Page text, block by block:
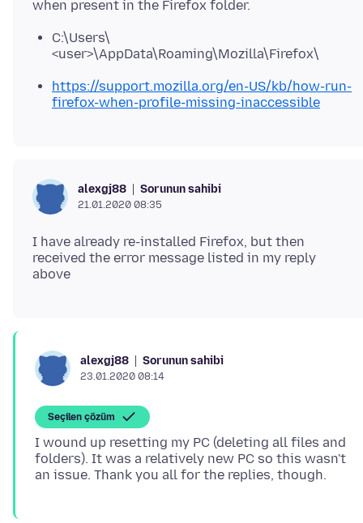
C:\Users\
<user>\AppData\Roaming\Mozilla\Firefox\
https://support.mozilla.org/en-US/kb/how-run-
firefox-when-profile-missing-inaccessible
alexgj88 Sorunun sahibi
21.01.2020 08:35
I have already re-installed Firefox, but then
received the error message listed in my reply
alexgj88 Sorunun sahibi
23.01.2020 08:14
Seçilen çözüm
I wound up resetting my PC (deleting all files and
folders). It was a relatively new PC so this wasn't